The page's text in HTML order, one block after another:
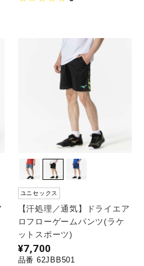
ス
ユニセックス
【汗処理／通気】ドライエア
ロフローゲームパンツ(ラケ
ットスポーツ)
¥7,700
品番 62JBB501